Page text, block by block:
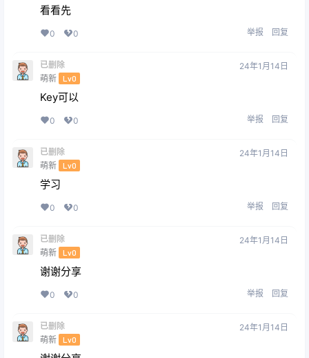
看看先
0 0 举报 回复
已删除
萌新 Lv0
24年1月14日
Key可以
0 0 举报 回复
已删除
萌新 Lv0
24年1月14日
学习
0 0 举报 回复
已删除
萌新 Lv0
24年1月14日
谢谢分享
0 0 举报 回复
已删除
萌新 Lv0
24年1月14日